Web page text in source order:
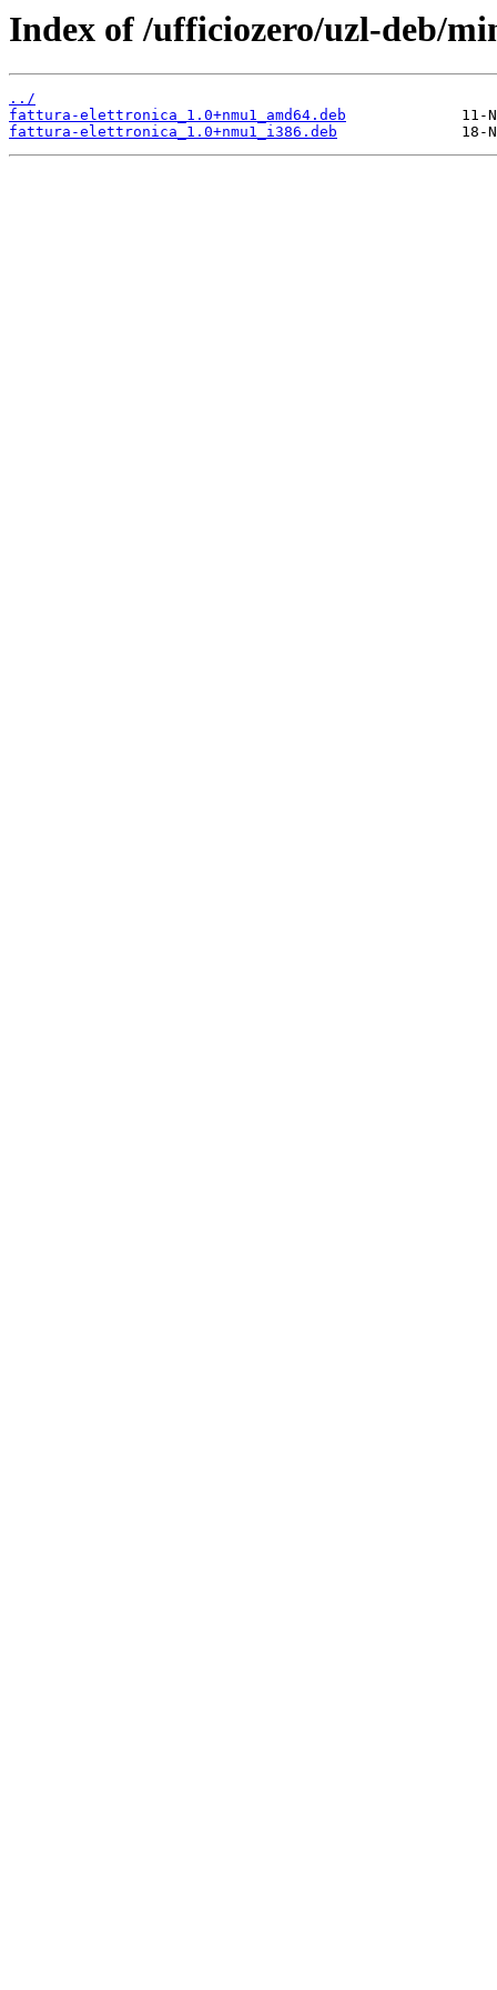
Index of /ufficiozero/uzl-deb/
../
fattura-elettronica_1.0+nmu1_amd64.deb
fattura-elettronica_1.0+nmu1_i386.deb